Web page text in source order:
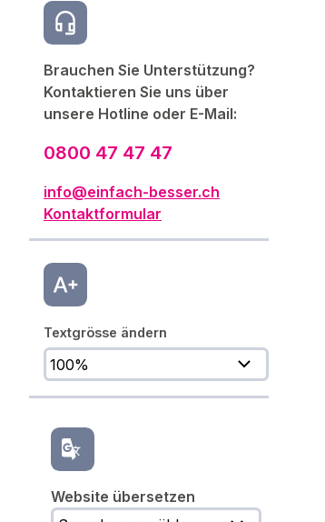
Brauchen Sie Unterstützung?
Kontaktieren Sie uns über
unsere Hotline oder E-Mail:
0800 47 47 47
info@einfach-besser.ch
Kontaktformular
Textgrösse ändern
Website übersetzen